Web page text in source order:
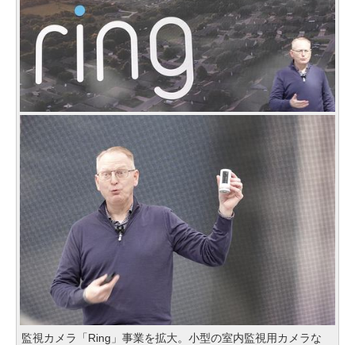
監視カメラ「Ring」事業を拡大。小型の室内監視用カメラな